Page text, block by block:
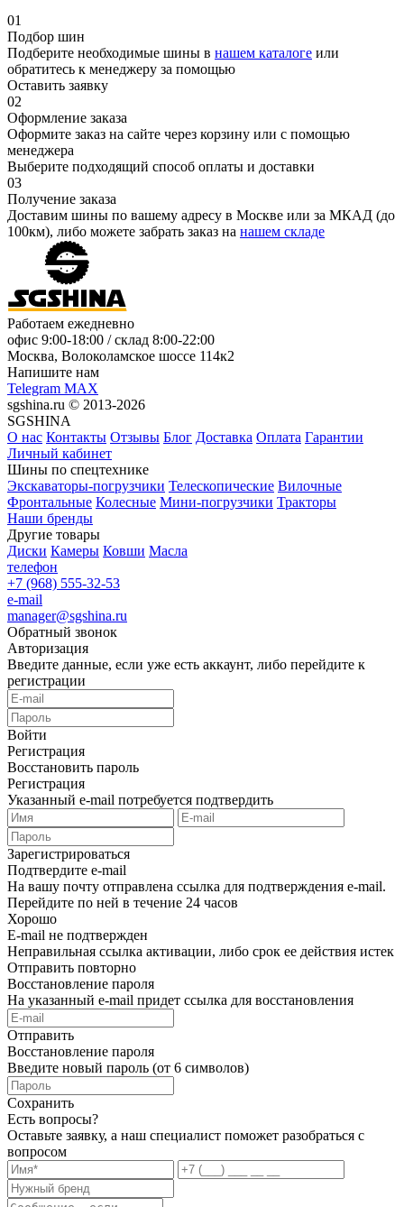
01
Подбор шин
Подберите необходимые шины в нашем каталоге или
обратитесь к менеджеру за помощью
Оставить заявку
02
Оформление заказа
Оформите заказ на сайте через корзину или с помощью
менеджера
Выберите подходящий способ оплаты и доставки
03
Получение заказа
Доставим шины по вашему адресу в Москве или за МКАД (до
100км), либо можете забрать заказ на нашем складе
Работаем ежедневно
офис 9:00-18:00 / склад 8:00-22:00
Москва, Волоколамское шоссе 114к2
Напишите нам
Telegram MAX
sgshina.ru © 2013-2026
SGSHINA
О нас Контакты Отзывы Блог Доставка Оплата Гарантии
Личный кабинет
Шины по спецтехнике
Экскаваторы-погрузчики Телескопические Вилочные
Фронтальные Колесные Мини-погрузчики Тракторы
Наши бренды
Другие товары
Диски Камеры Ковши Масла
телефон
+7 (968) 555-32-53
e-mail
manager@sgshina.ru
Обратный звонок
Авторизация
Введите данные, если уже есть аккаунт, либо перейдите к
регистрации
Войти
Регистрация
Восстановить пароль
Регистрация
Указанный e-mail потребуется подтвердить
Зарегистрироваться
Подтвердите e-mail
На вашу почту отправлена ссылка для подтверждения e-mail.
Перейдите по ней в течение 24 часов
Хорошо
E-mail не подтвержден
Неправильная ссылка активации, либо срок ее действия истек
Отправить повторно
Восстановление пароля
На указанный e-mail придет ссылка для восстановления
Отправить
Восстановление пароля
Введите новый пароль (от 6 символов)
Сохранить
Есть вопросы?
Оставьте заявку, а наш специалист поможет разобраться с
вопросом